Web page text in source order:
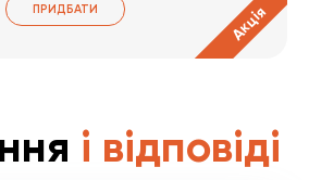
ПРИДБАТИ Акція
і відповіді